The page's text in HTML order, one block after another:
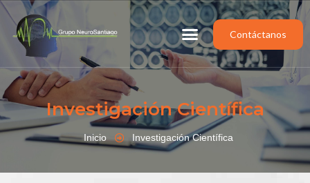
Contáctanos
Investigación Científica
Inicio Investigación Científica